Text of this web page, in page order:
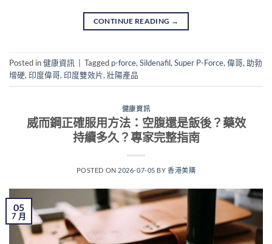
CONTINUE READING →
Posted in健康資訊 Tagged p-force,Sildenafil,Super P-Force,偉哥,助勃
增硬,印度偉哥,印度雙效片,壯陽產品
健康資訊
威而鋼正確服用方法：空腹還是飯後？藥效
持續多久？專家完整指南
POSTED ON 2026-07-05 BY香港美購
05
7 月